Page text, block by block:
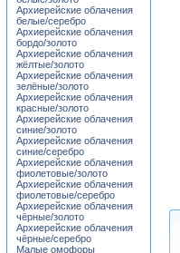
Архиерейские облачения
белые/серебро
Архиерейские облачения
бордо/золото
Архиерейские облачения
жёлтые/золото
Архиерейские облачения
зелёные/золото
Архиерейские облачения
красные/золото
Архиерейские облачения
синие/золото
Архиерейские облачения
синие/серебро
Архиерейские облачения
фиолетовые/золото
Архиерейские облачения
фиолетовые/серебро
Архиерейские облачения
чёрные/золото
Архиерейские облачения
чёрные/серебро
Малые омофоры